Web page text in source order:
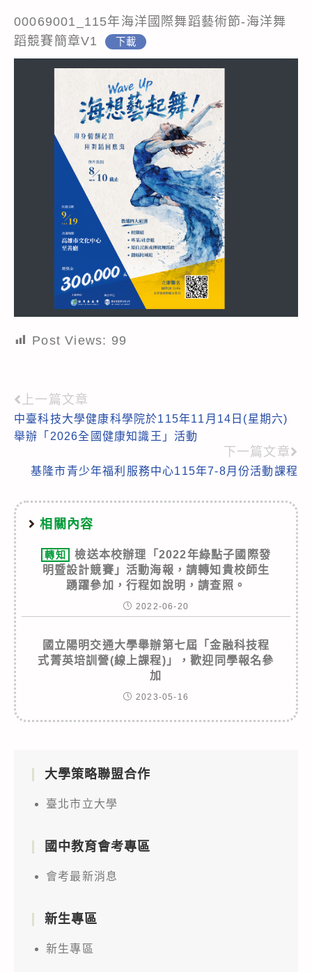
00069001_115年海洋國際舞蹈藝術節-海洋舞
蹈競賽簡章V1
下載
Post Views: 99
Read
more
上一篇文章
中臺科技大學健康科學院於115年11月14日(星期六)
舉辦「2026全國健康知識王」活動
下一篇文章
基隆市青少年福利服務中心115年7-8月份活動課程
相關內容
轉知
檢送本校辦理「2022年綠點子國際發
明暨設計競賽」活動海報，請轉知貴校師生
踴躍參加，行程如說明，請查照。
2022-06-20
國立陽明交通大學舉辦第七屆「金融科技程
式菁英培訓營(線上課程)」，歡迎同學報名參
加
2023-05-16
大學策略聯盟合作
臺北市立大學
國中教育會考專區
會考最新消息
新生專區
新生專區